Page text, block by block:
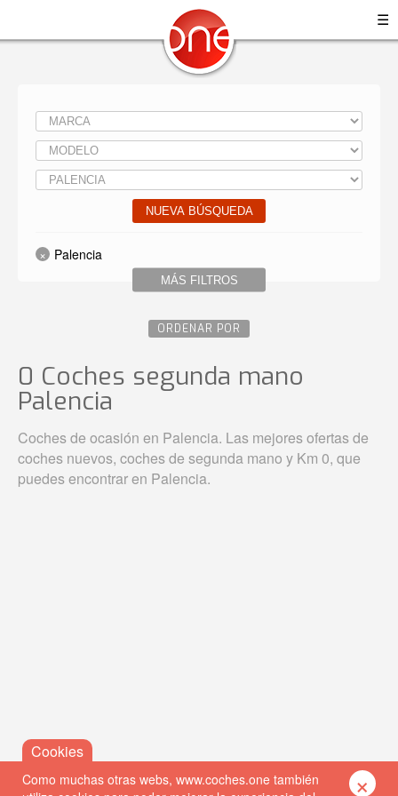
☰
NUEVA BÚSQUEDA
MÁS FILTROS
Palencia
ORDENAR POR
0 Coches segunda mano
Palencia
Coches de ocasión en Palencia. Las mejores ofertas de
coches nuevos, coches de segunda mano y Km 0, que
puedes encontrar en Palencia.
Como muchas otras webs, www.coches.one también
×